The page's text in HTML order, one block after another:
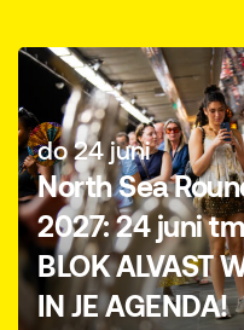
do 24 juni
North Sea
2027: 24 juni tm
BLOK ALVAST
IN JE AGENDA!